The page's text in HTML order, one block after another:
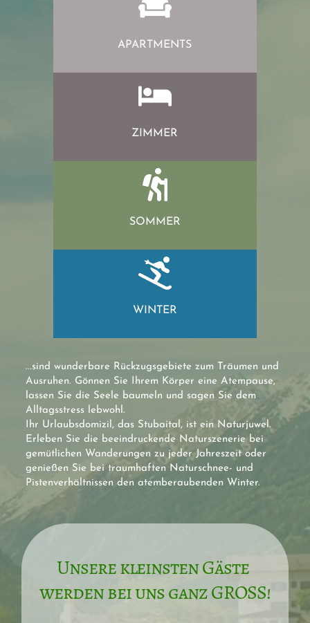
APARTMENTS
ZIMMER
SOMMER
WINTER
...sind wunderbare Rückzugsgebiete zum Träumen und
Ausruhen. Gönnen Sie Ihrem Körper eine Atempause,
lassen Sie die Seele baumeln und sagen Sie dem
Alltagsstress lebwohl.
Ihr Urlaubsdomizil, das Stubaital, ist ein Naturjuwel.
Erleben Sie die beeindruckende Naturszenerie bei
gemütlichen Wanderungen zu jeder Jahreszeit oder
genießen Sie bei traumhaften Naturschnee- und
Pistenverhältnissen den atemberaubenden Winter.
Unsere kleinsten Gäste
werden bei uns ganz GROSS!